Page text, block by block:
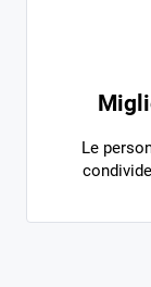
Le